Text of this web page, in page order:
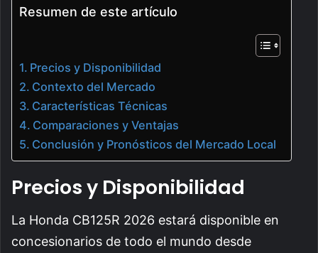
Resumen de este artículo
Precios y Disponibilidad
Contexto del Mercado
Características Técnicas
Comparaciones y Ventajas
Conclusión y Pronósticos del Mercado Local
Precios y Disponibilidad
La Honda CB125R 2026 estará disponible en
concesionarios de todo el mundo desde